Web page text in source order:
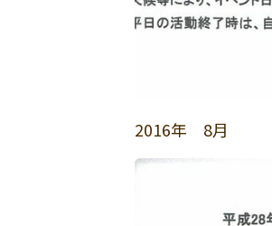
2016年 8月